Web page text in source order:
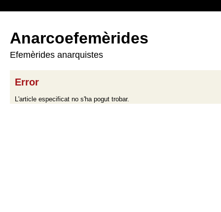
Anarcoefemèrides
Efemèrides anarquistes
Error
L'article especificat no s'ha pogut trobar.